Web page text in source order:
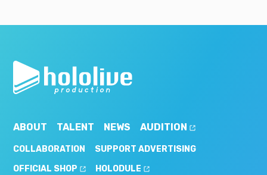
ABOUT TALENT NEWS AUDITION
COLLABORATION
SUPPORT ADVERTISING
OFFICIAL SHOP
HOLODULE